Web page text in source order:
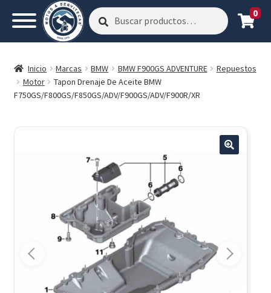
Buscar
por:
Buscar 0
Inicio Marcas BMW BMW F900GS ADVENTURE
Repuestos
Motor
Tapon Drenaje De Aceite BMW
F750GS/F800GS/F850GS/ADV/F900GS/ADV/F900R/XR